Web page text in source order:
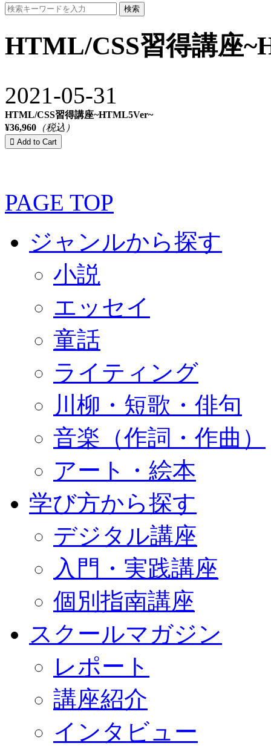
検索
HTML/CSS習得講座
2021-05-31
HTML/CSS習得講座~HTML5Ver~
¥36,960 （税込）
PAGE TOP
ジャンルから探す
小説
エッセイ
童話
ライティング
川柳・短歌・俳句
音楽（作詞・作曲）
アート・絵本
学び方から探す
デジタル講座
入門・実践講座
個別指南講座
スクールマガジン
レポート
講座紹介
インタビュー